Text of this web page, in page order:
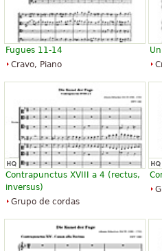
Fugues 11-14
Cravo, Piano
Contrapunctus XVIII a 4 (rectus,
inversus)
Grupo de cordas